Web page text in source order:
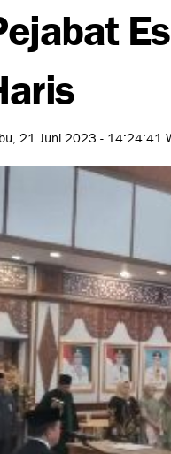
21 Juni 2023 - 14:24:41